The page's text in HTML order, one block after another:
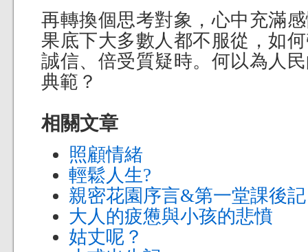
再轉換個思考對象，心中充滿
果底下大多數人都不服從，如
誠信、倍受質疑時。何以為人
典範？
相關文章
照顧情緒
輕鬆人生?
親密花園序言&第一堂課後記
大人的疲憊與小孩的悲憤
姑丈呢？